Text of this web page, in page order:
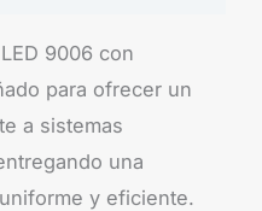
9006 con
para ofrecer un
a sistemas
una
y eficiente.